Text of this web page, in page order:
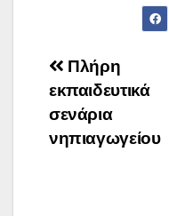
Πλοήγηση
άρθρων
Πλήρη
εκπαιδευτικά
σενάρια
νηπιαγωγείου